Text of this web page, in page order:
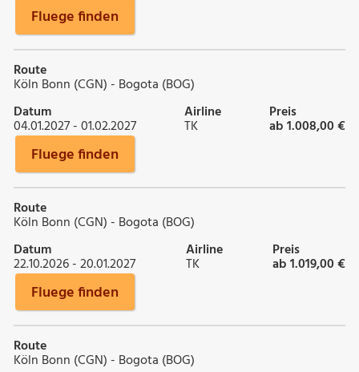
Fluege finden
Route
Köln Bonn (CGN) - Bogota (BOG)
Datum
04.01.2027 - 01.02.2027
Airline
TK
Preis
ab 1.008,00 €
Fluege finden
Route
Köln Bonn (CGN) - Bogota (BOG)
Datum
22.10.2026 - 20.01.2027
Airline
TK
Preis
ab 1.019,00 €
Fluege finden
Route
Köln Bonn (CGN) - Bogota (BOG)